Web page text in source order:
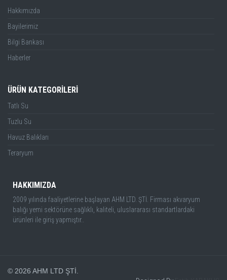
Hakkımızda
Bayilerimiz
Bilgi Bankası
Haberler
ÜRÜN KATEGORİLERİ
Tatlı Su
Tuzlu Su
Havuz Balıkları
Teraryum
HAKKIMIZDA
2009 yılında faaliyetlerine başlayan AHM LTD. ŞTİ. Firması akvaryum
balığı yemi sektörüne sağlıklı, kaliteli, uluslararası standartlardaki
ürünleri ile giriş yapmıştır..
© 2026 AHM LTD ŞTİ.